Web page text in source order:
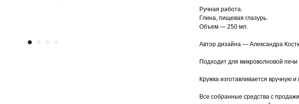
Ручная работа.
Глина, пищевая глазурь.
Объем — 250 мл.
Автор дизайна — Александра
Подходит для микроволновой
Кружка изготавливается вручную
Все собранные средства с